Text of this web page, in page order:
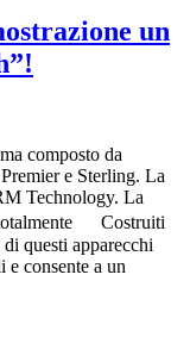
un
composto da
e Sterling. La
Technology. La
totalmente Costruiti
questi apparecchi
consente a un